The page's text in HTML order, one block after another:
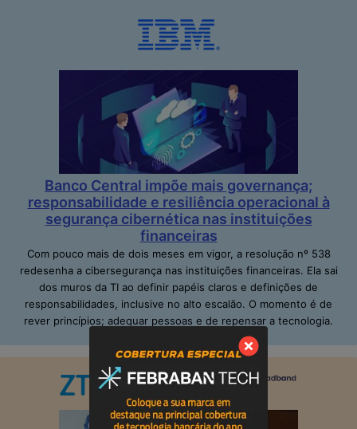
Banco Central impõe mais governança;
responsabilidade e resiliência operacional à
segurança cibernética nas instituições
financeiras
Com pouco mais de dois meses em vigor, a resolução nº 538
redesenha a cibersegurança nas instituições financeiras. Ela sai
dos muros da TI ao definir papéis claros e definições de
responsabilidades, inclusive no alto escalão. O momento é de
rever princípios; adequar pessoas e de repensar a tecnologia.